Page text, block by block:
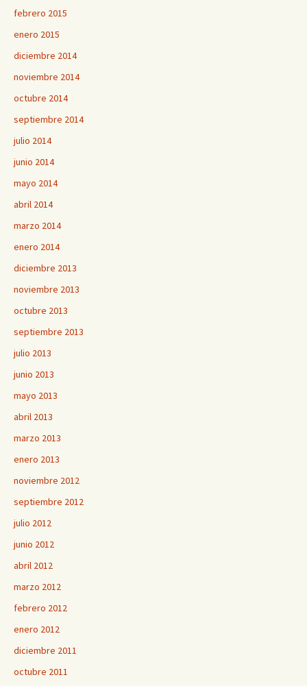
febrero 2015
enero 2015
diciembre 2014
noviembre 2014
octubre 2014
septiembre 2014
julio 2014
junio 2014
mayo 2014
abril 2014
marzo 2014
enero 2014
diciembre 2013
noviembre 2013
octubre 2013
septiembre 2013
julio 2013
junio 2013
mayo 2013
abril 2013
marzo 2013
enero 2013
noviembre 2012
septiembre 2012
julio 2012
junio 2012
abril 2012
marzo 2012
febrero 2012
enero 2012
diciembre 2011
octubre 2011